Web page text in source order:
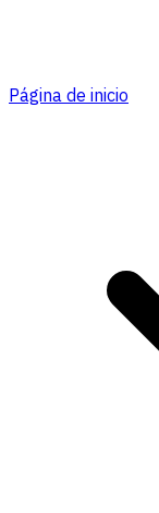
Página de inicio